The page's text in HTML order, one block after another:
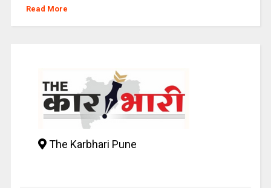
Read More
The Karbhari Pune